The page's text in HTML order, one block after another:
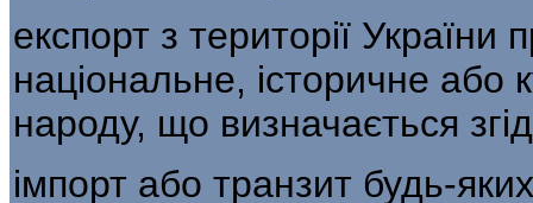
експорт з території України
національне, історичне або
народу, що визначається
імпорт або транзит будь-